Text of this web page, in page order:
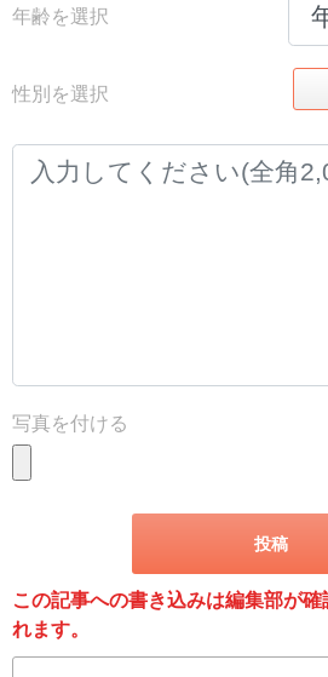
年齢を選択
性別を選択
写真を付ける
この記事への書き込みは編集部が
れます。